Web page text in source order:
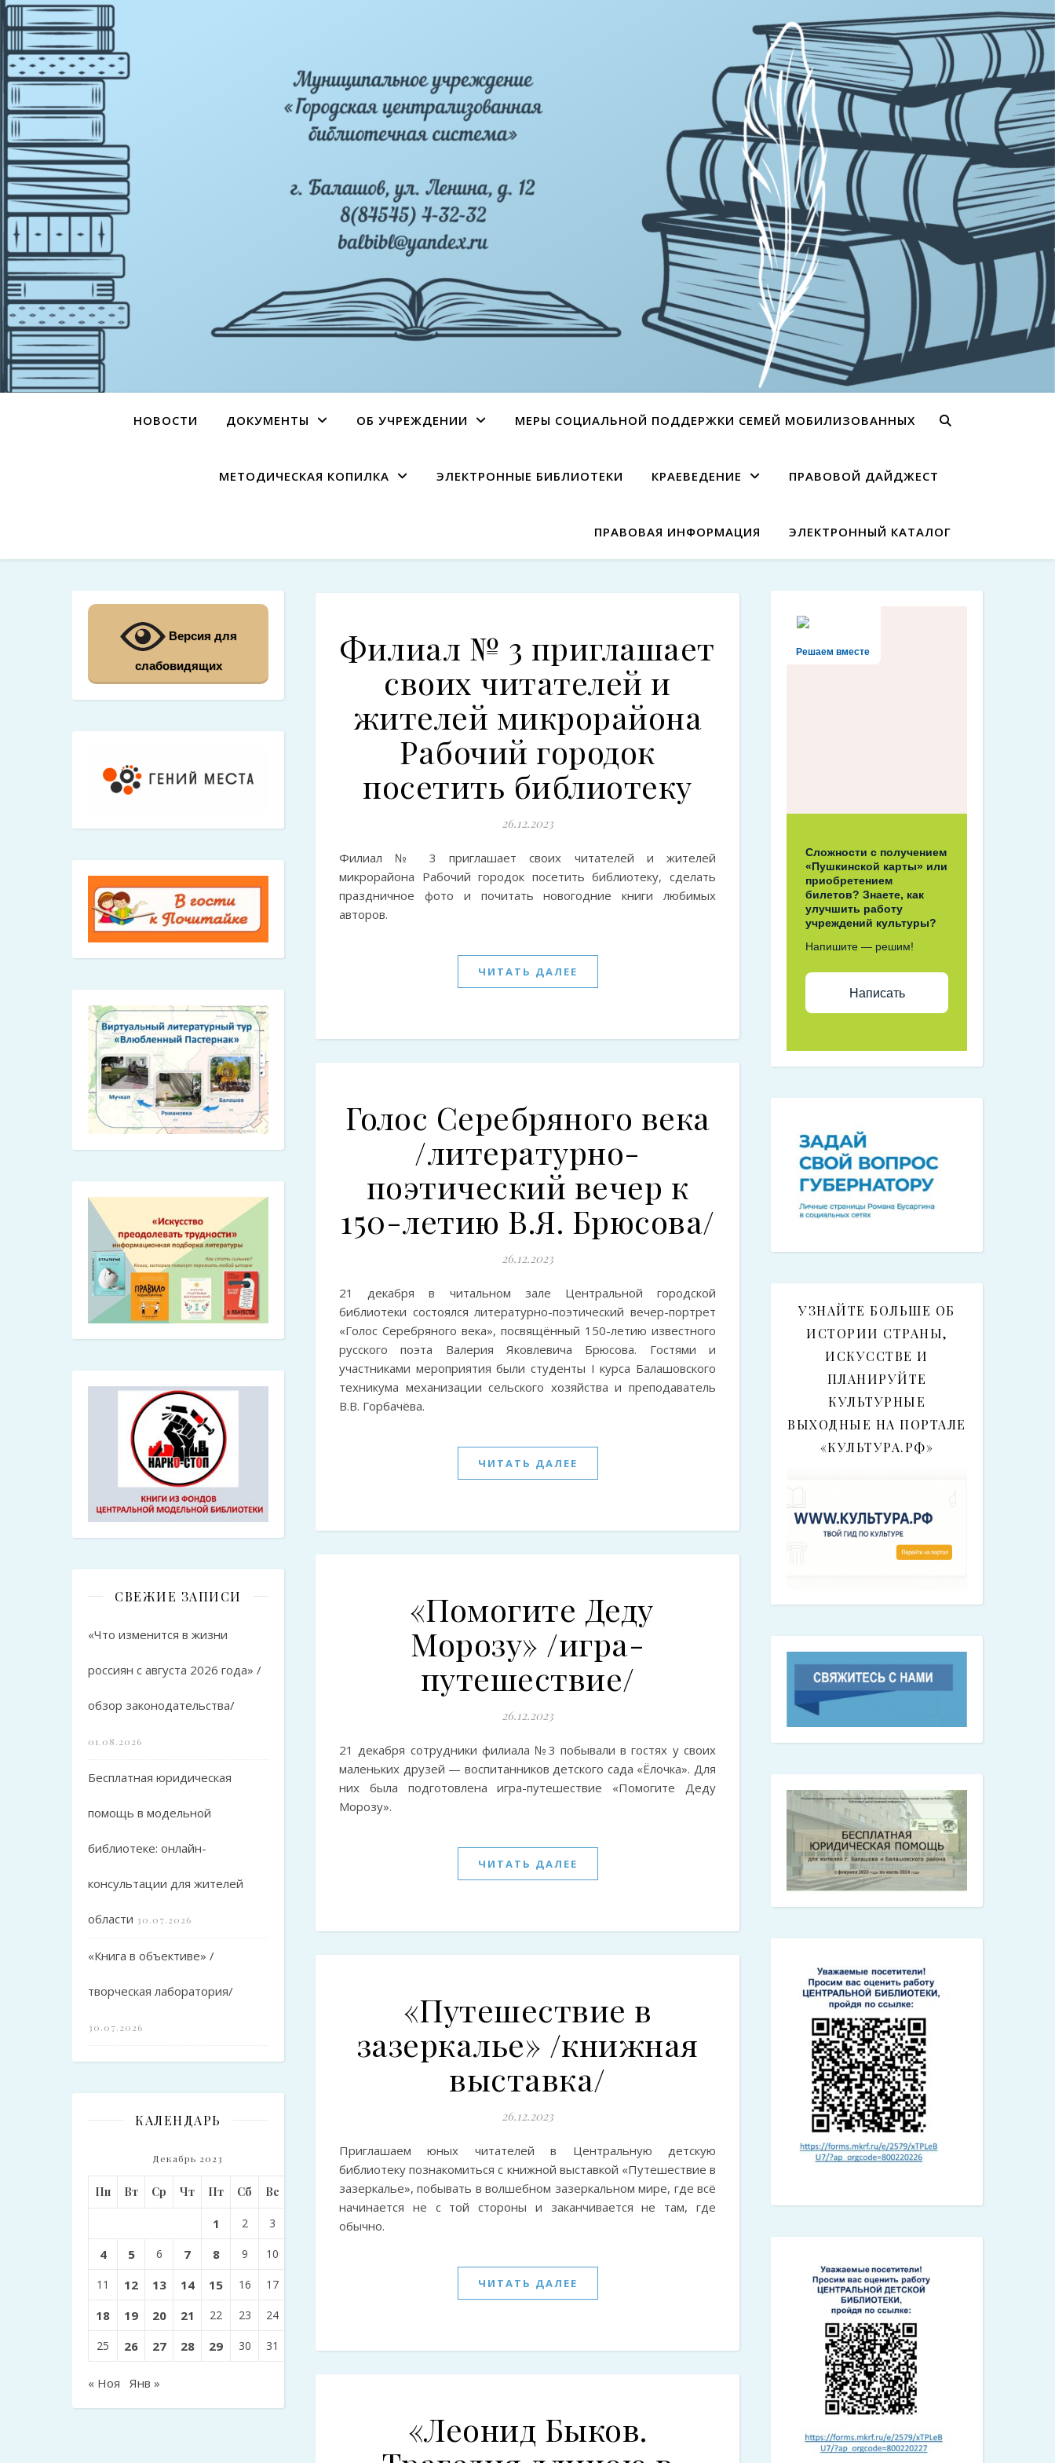
НОВОСТИ ДОКУМЕНТЫ ОБ УЧРЕЖДЕНИИ МЕРЫ СОЦИАЛЬНОЙ ПОДДЕРЖКИ СЕМЕЙ МОБИЛИЗОВАННЫХ
МЕТОДИЧЕСКАЯ КОПИЛКА ЭЛЕКТРОННЫЕ БИБЛИОТЕКИ КРАЕВЕДЕНИЕ ПРАВОВОЙ ДАЙДЖЕСТ
ПРАВОВАЯ ИНФОРМАЦИЯ ЭЛЕКТРОННЫЙ КАТАЛОГ
Версия для
слабовидящих
СВЕЖИЕ ЗАПИСИ
«Что изменится в жизни
россиян с августа 2026 года» /
обзор законодательства/
01.08.2026
Бесплатная юридическая
помощь в модельной
библиотеке: онлайн-
консультации для жителей
области 30.07.2026
«Книга в объективе» /
творческая лаборатория/
30.07.2026
КАЛЕНДАРЬ
Декабрь 2023
Пн Вт Ср Чт Пт Сб Вс
1 2 3
4 5 6 7 8 9 10
11 12 13 14 15 16 17
18 19 20 21 22 23 24
25 26 27 28 29 30 31
« Ноя Янв »
Филиал № 3 приглашает
своих читателей и
жителей микрорайона
Рабочий городок
посетить библиотеку
26.12.2023
Филиал № 3 приглашает своих читателей и жителей
микрорайона Рабочий городок посетить библиотеку, сделать
праздничное фото и почитать новогодние книги любимых
авторов.
ЧИТАТЬ ДАЛЕЕ
Голос Серебряного века
/литературно-
поэтический вечер к
150-летию В.Я. Брюсова/
26.12.2023
21 декабря в читальном зале Центральной городской
библиотеки состоялся литературно-поэтический вечер-портрет
«Голос Серебряного века», посвящённый 150-летию известного
русского поэта Валерия Яковлевича Брюсова. Гостями и
участниками мероприятия были студенты I курса Балашовского
техникума механизации сельского хозяйства и преподаватель
В.В. Горбачёва.
ЧИТАТЬ ДАЛЕЕ
«Помогите Деду
Морозу» /игра-
путешествие/
26.12.2023
21 декабря сотрудники филиала №3 побывали в гостях у своих
маленьких друзей — воспитанников детского сада «Ёлочка». Для
них была подготовлена игра-путешествие «Помогите Деду
Морозу».
ЧИТАТЬ ДАЛЕЕ
«Путешествие в
зазеркалье» /книжная
выставка/
26.12.2023
Приглашаем юных читателей в Центральную детскую
библиотеку познакомиться с книжной выставкой «Путешествие в
зазеркалье», побывать в волшебном зазеркальном мире, где всё
начинается не с той стороны и заканчивается не там, где
обычно.
ЧИТАТЬ ДАЛЕЕ
«Леонид Быков.
Решаем вместе
Сложности с получением
«Пушкинской карты» или
приобретением
билетов? Знаете, как
улучшить работу
учреждений культуры?
Напишите — решим!
Написать
УЗНАЙТЕ БОЛЬШЕ ОБ
ИСТОРИИ СТРАНЫ,
ИСКУССТВЕ И
ПЛАНИРУЙТЕ
КУЛЬТУРНЫЕ
ВЫХОДНЫЕ НА ПОРТАЛЕ
«КУЛЬТУРА.РФ»